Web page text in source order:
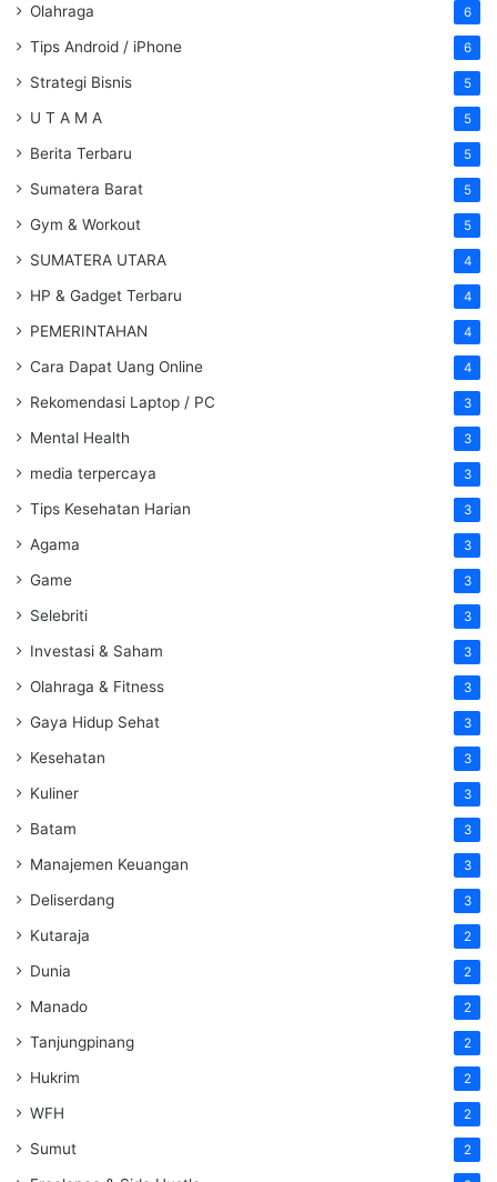
Olahraga 6
Tips Android / iPhone 6
Strategi Bisnis 5
U T A M A 5
Berita Terbaru 5
Sumatera Barat 5
Gym & Workout 5
SUMATERA UTARA 4
HP & Gadget Terbaru 4
PEMERINTAHAN 4
Cara Dapat Uang Online 4
Rekomendasi Laptop / PC 3
Mental Health 3
media terpercaya 3
Tips Kesehatan Harian 3
Agama 3
Game 3
Selebriti 3
Investasi & Saham 3
Olahraga & Fitness 3
Gaya Hidup Sehat 3
Kesehatan 3
Kuliner 3
Batam 3
Manajemen Keuangan 3
Deliserdang 3
Kutaraja 2
Dunia 2
Manado 2
Tanjungpinang 2
Hukrim 2
WFH 2
Sumut 2